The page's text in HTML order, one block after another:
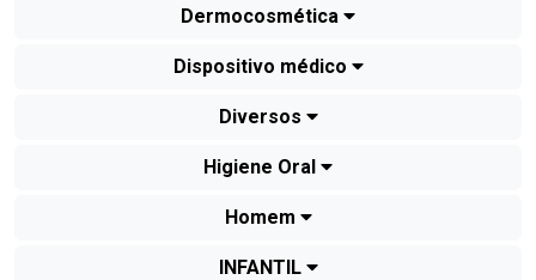
Dermocosmética
Dispositivo médico
Diversos
Higiene Oral
Homem
INFANTIL